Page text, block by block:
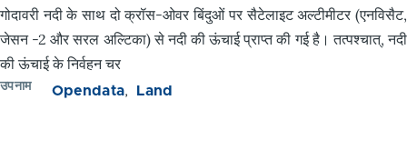
गोदावरी नदी के साथ दो क्रॉस-ओवर बिंदुओं पर सैटेलाइट अल्टीमीटर (एनविसैट,
जेसन -2 और सरल अल्टिका) से नदी की ऊंचाई प्राप्त की गई है। तत्पश्चात्, नदी
की ऊंचाई के निर्वहन चर
उपनाम Opendata Land